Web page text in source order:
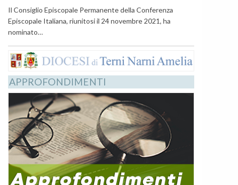
Il Consiglio Episcopale Permanente della Conferenza
Episcopale Italiana, riunitosi il 24 novembre 2021, ha
nominato…
APPROFONDIMENTI